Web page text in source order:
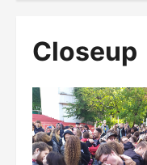
Closeup